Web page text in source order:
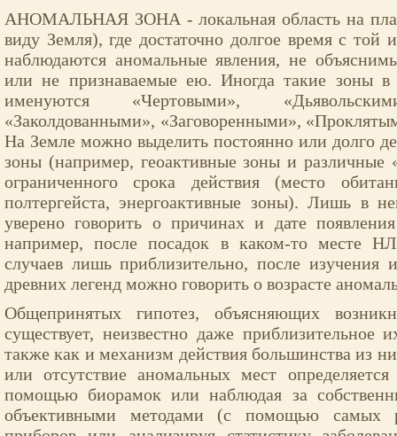
АНОМАЛЬНАЯ ЗОНА - локальная область на
виду Земля), где достаточно долгое время с той
наблюдаются аномальные явления, не
или не признаваемые ею. Иногда такие зоны в
именуются «Чертовыми»,
«Заколдованными», «Заговоренными»,
На Земле можно выделить постоянно или долго
зоны (например, геоактивные зоны и различные
ограниченного срока действия (место
полтергейста, энергоактивные зоны). Лишь в
уверено говорить о причинах и дате
например, после посадок в каком-то месте
случаев лишь приблизительно, после изучения
древних легенд можно говорить о возрасте
Общепринятых гипотез, объясняющих
существует, неизвестно даже приблизительное
также как и механизм действия большинства из
или отсутствие аномальных мест
помощью биорамок или наблюдая за
объективными методами (с помощью самых